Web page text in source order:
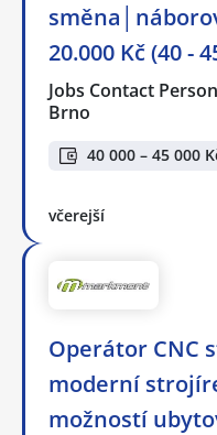
20.000 Kč (40 -
Jobs Contact
Brno
40 000 – 45 000
včerejší
Operátor CNC
moderní
možností